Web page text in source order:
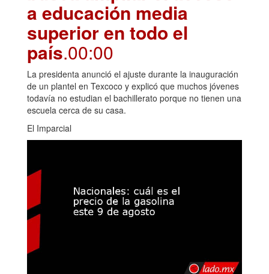
a educación media
superior en todo el
país.00:00
La presidenta anunció el ajuste durante la inauguración
de un plantel en Texcoco y explicó que muchos jóvenes
todavía no estudian el bachillerato porque no tienen una
escuela cerca de su casa.
El Imparcial